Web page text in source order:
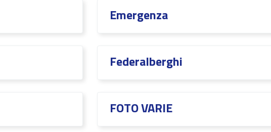
Emergenza
Federalberghi
FOTO VARIE